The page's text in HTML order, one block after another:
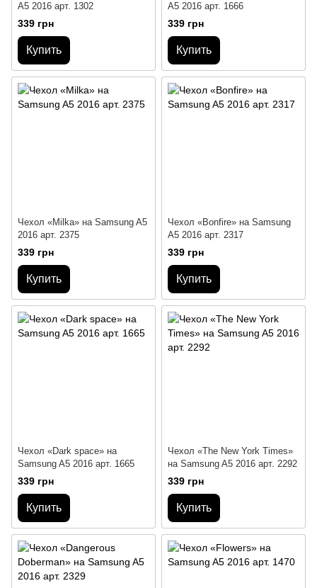
A5 2016 арт. 1302
339 грн
Купить
A5 2016 арт. 1666
339 грн
Купить
Чехол «Milka» на Samsung A5
2016 арт. 2375
339 грн
Купить
Чехол «Bonfire» на Samsung
A5 2016 арт. 2317
339 грн
Купить
Чехол «Dark space» на
Samsung A5 2016 арт. 1665
339 грн
Купить
Чехол «The New York Times»
на Samsung A5 2016 арт. 2292
339 грн
Купить